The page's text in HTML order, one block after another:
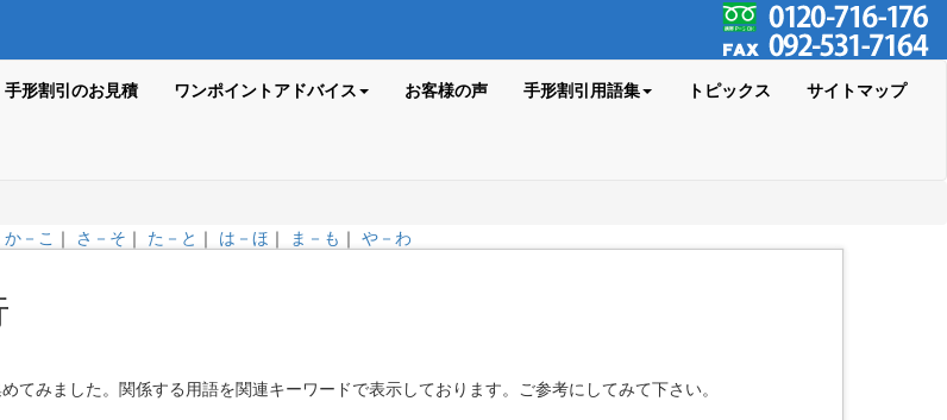
手形割引のお見積 ワンポイントアドバイス お客様の声 手形割引用語集 トピックス サイトマップ
か－こ ｜ さ－そ ｜ た－と ｜ は－ほ ｜ ま－も ｜ や－わ
みました。関係する用語を関連キーワードで表示しております。ご参考にしてみて下さい。